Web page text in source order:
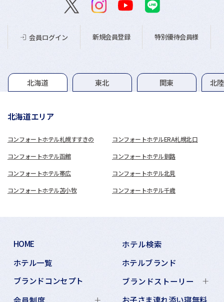
会員ログイン 新規会員登録 特別優待会員様
グループホテル一覧
北海道 東北 関東 北
北海道エリア
コンフォートホテル札幌すすきの コンフォートホテルERA札幌北口
コンフォートホテル函館 コンフォートホテル釧路
コンフォートホテル帯広 コンフォートホテル北見
コンフォートホテル苫小牧 コンフォートホテル千歳
HOME
ホテル検索
ホテル一覧
ホテルブランド
ブランドコンセプト
ブランドストーリー
お子さま連れ添い寝無料